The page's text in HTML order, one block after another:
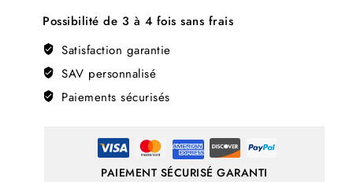
Possibilité de 3 à 4 fois sans frais
Satisfaction garantie
SAV personnalisé
Paiements sécurisés
PAIEMENT SÉCURISÉ GARANTI